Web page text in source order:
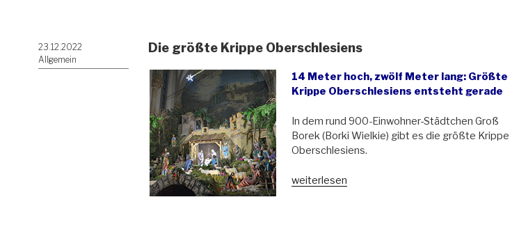
Veröffentlicht
am
23.12.2022
Allgemein
Die größte Krippe Oberschlesiens
14 Meter hoch, zwölf Meter lang: Größte
Krippe Oberschlesiens entsteht gerade
In dem rund 900-Einwohner-Städtchen Groß
Borek (Borki Wielkie) gibt es die größte Krippe
Oberschlesiens.
„Die
weiterlesen